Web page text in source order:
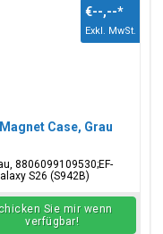
Case, Grau
8806099109530;EF-
S26 (S942B)
€--,--*
Exkl. MwSt.
Sie mir wenn
verfügbar!